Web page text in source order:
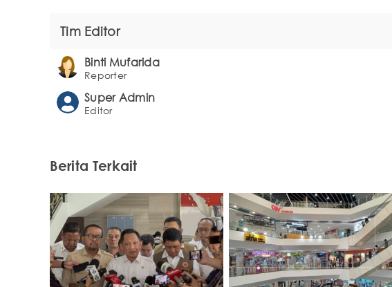
Tim Editor
Binti Mufarida
Reporter
Super Admin
Editor
Berita Terkait